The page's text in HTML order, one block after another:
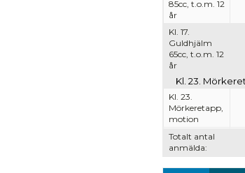
Totalt antal
anmälda:
85cc, t.o.m. 12
år
Kl. 17.
Guldhjälm
65cc, t.o.m. 12
år
Kl. 23.
Kl. 23.
Mörkeretapp,
motion